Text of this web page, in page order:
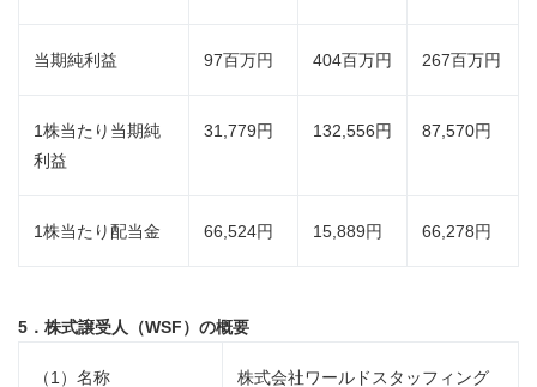
当期純利益 97百万円 404百万円 267百万円
1株当たり当期純
利益
31,779円 132,556円 87,570円
1株当たり配当金 66,524円 15,889円 66,278円
5．株式譲受人（WSF ）の概要
（1）名称 株式会社ワールドスタッフィング